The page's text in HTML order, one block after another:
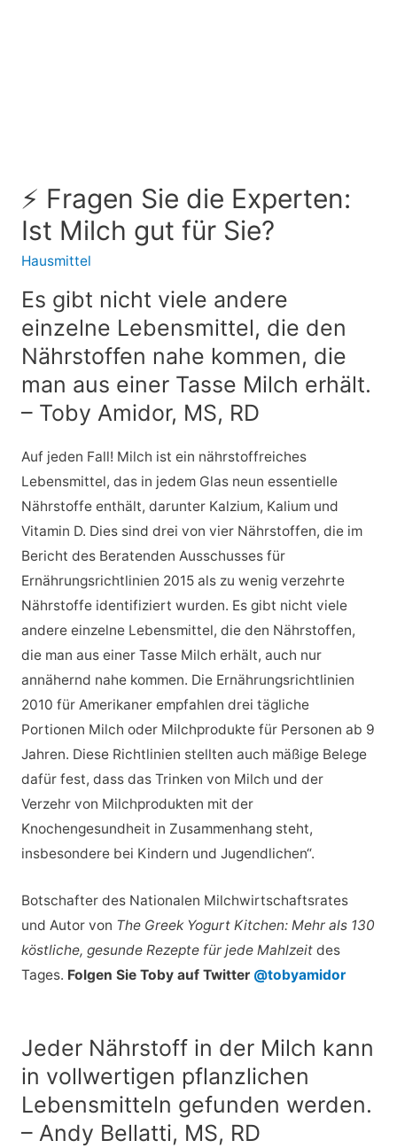
⚡ Fragen Sie die Experten:
Ist Milch gut für Sie?
Hausmittel
Es gibt nicht viele andere
einzelne Lebensmittel, die den
Nährstoffen nahe kommen, die
man aus einer Tasse Milch erhält.
– Toby Amidor, MS, RD
Auf jeden Fall! Milch ist ein nährstoffreiches
Lebensmittel, das in jedem Glas neun essentielle
Nährstoffe enthält, darunter Kalzium, Kalium und
Vitamin D. Dies sind drei von vier Nährstoffen, die im
Bericht des Beratenden Ausschusses für
Ernährungsrichtlinien 2015 als zu wenig verzehrte
Nährstoffe identifiziert wurden. Es gibt nicht viele
andere einzelne Lebensmittel, die den Nährstoffen,
die man aus einer Tasse Milch erhält, auch nur
annähernd nahe kommen. Die Ernährungsrichtlinien
2010 für Amerikaner empfahlen drei tägliche
Portionen Milch oder Milchprodukte für Personen ab 9
Jahren. Diese Richtlinien stellten auch mäßige Belege
dafür fest, dass das Trinken von Milch und der
Verzehr von Milchprodukten mit der
Knochengesundheit in Zusammenhang steht,
insbesondere bei Kindern und Jugendlichen“.
Botschafter des Nationalen Milchwirtschaftsrates
und Autor von The Greek Yogurt Kitchen: Mehr als 130
köstliche, gesunde Rezepte für jede Mahlzeitdes
Tages. Folgen Sie Toby auf Twitter @tobyamidor
Jeder Nährstoff in der Milch kann
in vollwertigen pflanzlichen
Lebensmitteln gefunden werden.
– Andy Bellatti, MS, RD